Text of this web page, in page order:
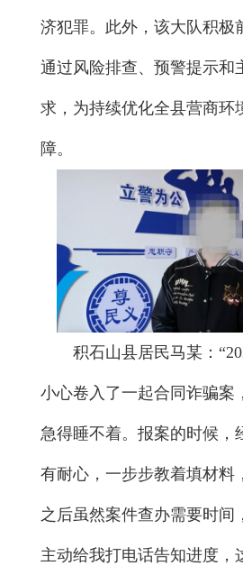
济犯罪。此外，该大队积极
通过风险排查、预警提示和
求，为持续优化全县营商环
障。
积石山县居民马某：
小心卷入了一起合同诈骗案
急得睡不着。报案的时候，
有耐心，一步步教着填材料
之后虽然案件查办需要时间
主动给我打电话告知进度，